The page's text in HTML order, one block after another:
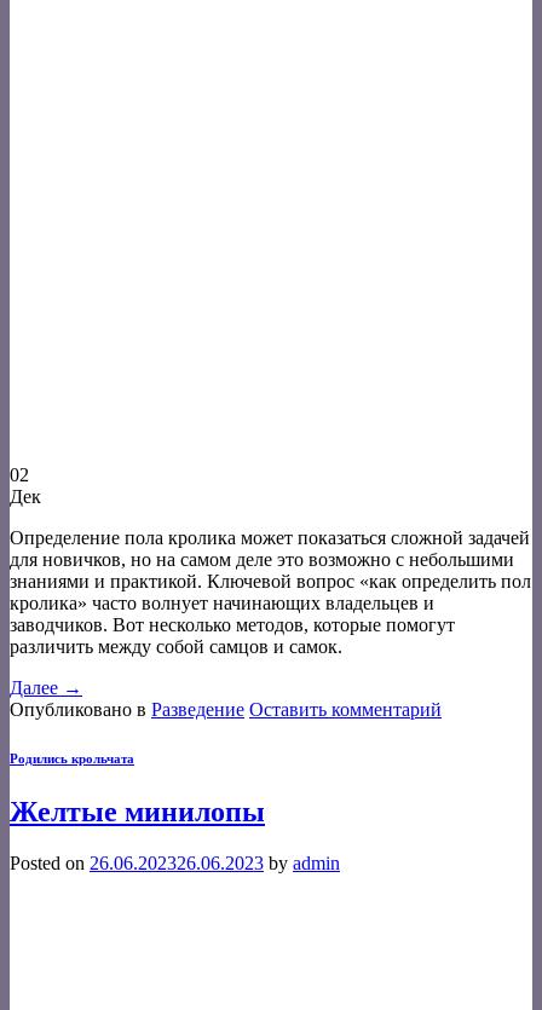
02
Дек
Определение пола кролика может показаться сложной задачей
для новичков, но на самом деле это возможно с небольшими
знаниями и практикой. Ключевой вопрос «как определить пол
кролика» часто волнует начинающих владельцев и
заводчиков. Вот несколько методов, которые помогут
различить между собой самцов и самок.
Далее →
Опубликовано в Разведение Оставить комментарий
Родились крольчата
Желтые минилопы
Posted on 26.06.202326.06.2023 by admin